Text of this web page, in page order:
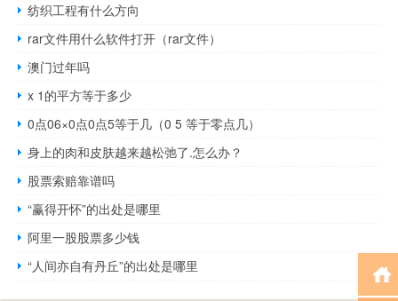
纺织工程有什么方向
rar文件用什么软件打开（rar文件）
澳门过年吗
x 1的平方等于多少
0点06×0点0点5等于几（0 5 等于零点几）
身上的肉和皮肤越来越松弛了.怎么办？
股票索赔靠谱吗
“赢得开怀”的出处是哪里
阿里一股股票多少钱
“人间亦自有丹丘”的出处是哪里